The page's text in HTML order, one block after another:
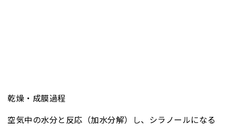
乾燥・成膜過程
空気中の水分と反応（加水分解）し、シラノールになる